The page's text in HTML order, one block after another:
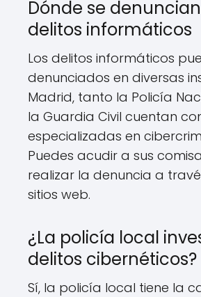
Dónde se
delitos informáticos
Los delitos informáticos
denunciados en diversas
Madrid, tanto la Policía
la Guardia Civil cuentan
especializadas en
Puedes acudir a sus
realizar la denuncia a
sitios web.
¿La policía local
delitos cibernéticos?
Sí, la policía local tiene la